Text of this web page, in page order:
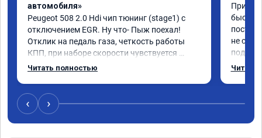
автомобиля»
Peugeot 508 2.0 Hdi чип тюнинг (stage1) с
отключением EGR. Ну что- Пыж поехал!
Отклик на педаль газа, четкость работы
КПП, при наборе скорости чувствуется
солидный запас мощности. Ребята
Читать полностью
быстро
не
Читать
‹ ›